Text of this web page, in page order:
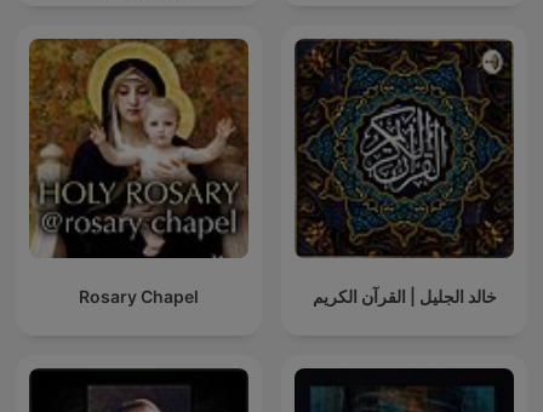
Rosary Chapel خالد الجليل | القرآن الكريم